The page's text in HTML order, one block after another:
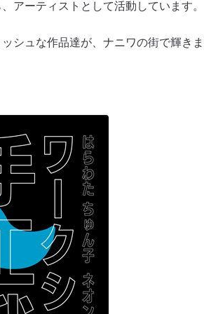
アーティストとして活動しています。
シュな作品達が、ナニワの街で輝き